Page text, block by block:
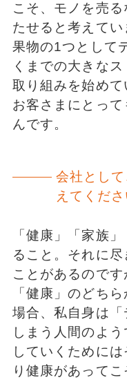
こそ、モノを売
たせると考えて
果物の1つとして
くまでの大きな
取り組みを始めて
お客さまにとっ
んです。
会社とし
えてくださ
「健康」「家族
ること。それに
ことがあるので
「健康」のどち
場合、私自身は
しまう人間のよ
していくために
り健康があってこ